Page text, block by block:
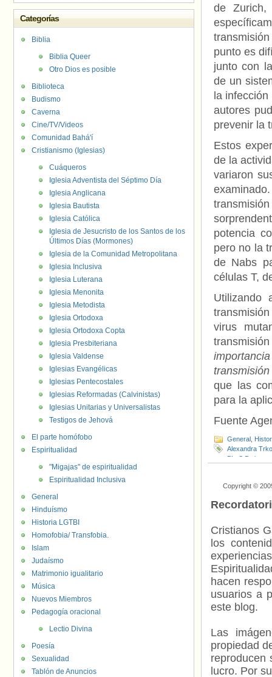
de
punto es
junto con
de un
la
autores
prevenir la
Estos
de la
variaron
potencia
pero no la
de Nabs
células T,
Utilizando
virus
que las
para la
Fuente
General
Alexandra
PLoS
Copyright ©
Cristianos
los
hacen
usuarios a
este blog.
Las
propiedad
reproducen
lucro. Por
Categorías
Biblia
Biblia Queer
Otro Dios es posible
Biblioteca
Budismo
Caverna
Cine/TV/Videos
Comunidad Bahá'í
Cristianismo (Iglesias)
Cuáqueros
Iglesia Adventista del Séptimo Día
Iglesia Anglicana
Iglesia Bautista
Iglesia Católica
Iglesia de Jesucristo de los Santos de los
Últimos Días (Mormones)
Iglesia de la Comunidad Metropolitana
Iglesia Inclusiva
Iglesia Luterana
Iglesia Menonita
Iglesia Metodista
Iglesia Ortodoxa
Iglesia Ortodoxa Copta
Iglesia Presbiteriana
Iglesia Valdense
Iglesias Evangélicas
Iglesias Pentecostales
Iglesias Reformadas (Calvinistas)
Iglesias Unitarias y Universalistas
Testigos de Jehová
El parte homófobo
Espiritualidad
"Migajas" de espiritualidad
Espiritualidad Inclusiva
General
Hinduísmo
Historia LGTBI
Homofobia/ Transfobia.
Islam
Judaísmo
Matrimonio igualitario
Música
Nuevos Miembros
Pedagogía oracional
Lectio Divina
Poesía
Sexualidad
Tablón de Anuncios